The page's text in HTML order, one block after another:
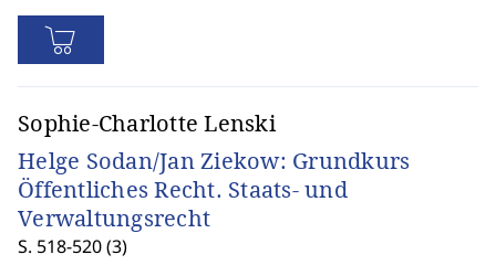
Sophie-Charlotte Lenski
Helge Sodan/Jan Ziekow: Grundkurs
Öffentliches Recht. Staats- und
Verwaltungsrecht
S. 518-520 (3)